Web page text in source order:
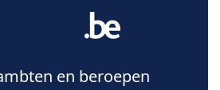
en beroepen